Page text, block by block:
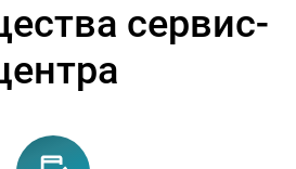
сервис-